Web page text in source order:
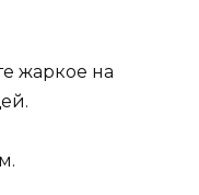
жаркое на